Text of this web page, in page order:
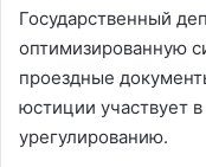
Государственный
оптимизированную
проездные
юстиции участвует
урегулированию.